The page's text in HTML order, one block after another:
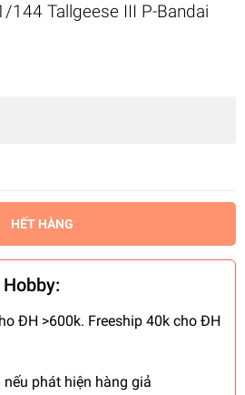
144 Tallgeese III P-Bandai
HẾT HÀNG
ĐH >600k. Freeship 40k cho ĐH
nếu phát hiện hàng giả